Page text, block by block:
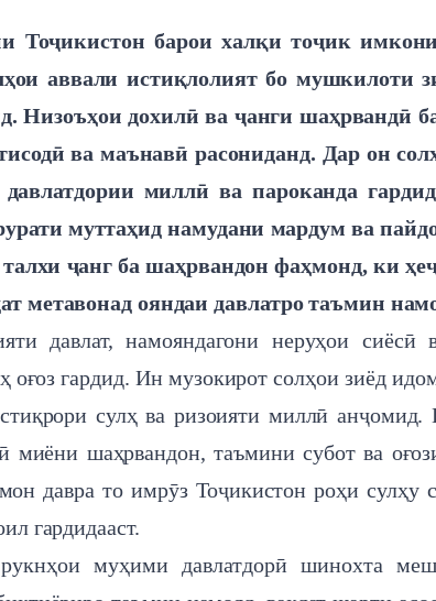
Тоҷикистон барои халқи тоҷик
аввали истиқлолият бо мушкилоти
Низоъҳои дохилӣ ва ҷанги шаҳрвандӣ
ва маънавӣ расониданд. Дар он
миллӣ ва пароканда
муттаҳид намудани мардум ва
ҷанг ба шаҳрвандон фаҳмонд, ки
метавонад ояндаи давлатро таъмин
давлат, намояндагони неруҳои сиёсӣ
оғоз гардид. Ин музокирот солҳои зиёд
сулҳ ва ризоияти миллӣ анҷомид.
миёни шаҳрвандон, таъмини субот ва
давра то имрӯз Тоҷикистон роҳи сулҳу
гардидааст.
муҳими давлатдорӣ шинохта